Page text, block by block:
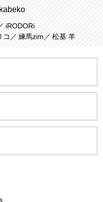
iRODORi
コ 練馬zim 松基 羊